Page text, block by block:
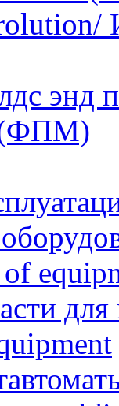
энд
для